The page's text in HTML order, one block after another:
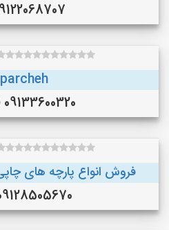
09122068707
09133600320 (اصفهان)
فروش انواع پارچه های
09128505670